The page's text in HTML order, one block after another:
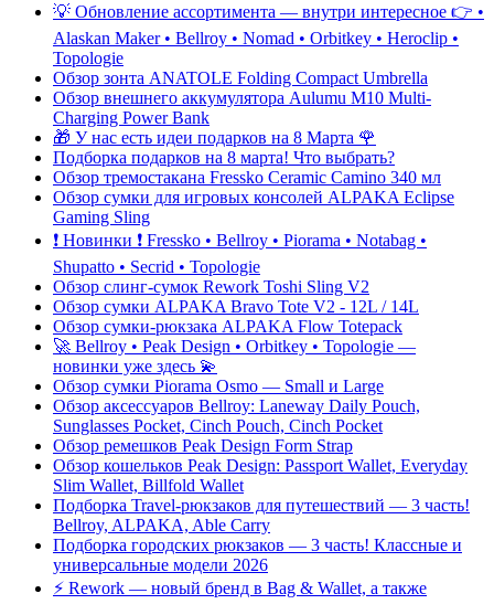
💡 Обновление ассортимента — внутри интересное 👉 •
Alaskan Maker • Bellroy • Nomad • Orbitkey • Heroclip •
Topologie
Обзор зонта ANATOLE Folding Compact Umbrella
Обзор внешнего аккумулятора Aulumu M10 Multi-
Charging Power Bank
🎁 У нас есть идеи подарков на 8 Марта 🌹
Подборка подарков на 8 марта! Что выбрать?
Обзор тремостакана Fressko Ceramic Camino 340 мл
Обзор сумки для игровых консолей ALPAKA Eclipse
Gaming Sling
❗️ Новинки ❗️ Fressko • Bellroy • Piorama • Notabag •
Shupatto • Secrid • Topologie
Обзор слинг-сумок Rework Toshi Sling V2
Обзор сумки ALPAKA Bravo Tote V2 - 12L / 14L
Обзор сумки-рюкзака ALPAKA Flow Totepack
🚀 Bellroy • Peak Design • Orbitkey • Topologie —
новинки уже здесь 💫
Обзор сумки Piorama Osmo — Small и Large
Обзор аксессуаров Bellroy: Laneway Daily Pouch,
Sunglasses Pocket, Cinch Pouch, Cinch Pocket
Обзор ремешков Peak Design Form Strap
Обзор кошельков Peak Design: Passport Wallet, Everyday
Slim Wallet, Billfold Wallet
Подборка Travel-рюкзаков для путешествий — 3 часть!
Bellroy, ALPAKA, Able Carry
Подборка городских рюкзаков — 3 часть! Классные и
универсальные модели 2026
⚡️ Rework — новый бренд в Bag & Wallet, а также